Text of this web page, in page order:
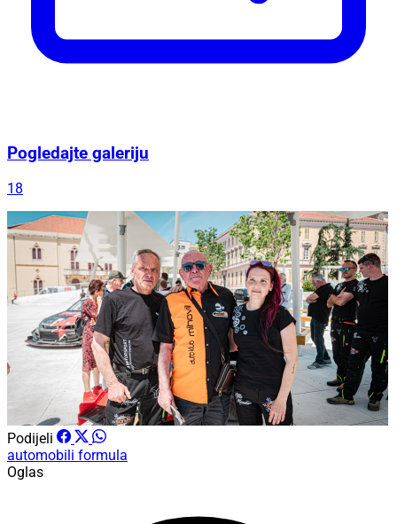
Pogledajte galeriju
18
Podijeli
automobili formula
Oglas